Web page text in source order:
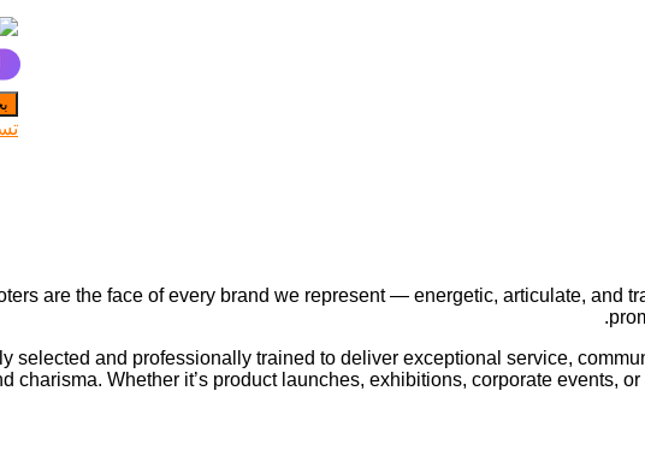
are the face of every brand we represent — energetic, articulate, and
selected and professionally trained to deliver exceptional service,
charisma. Whether it’s product launches, exhibitions, corporate events,